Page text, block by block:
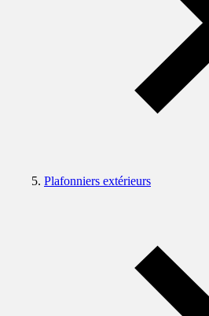
Plafonniers extérieurs